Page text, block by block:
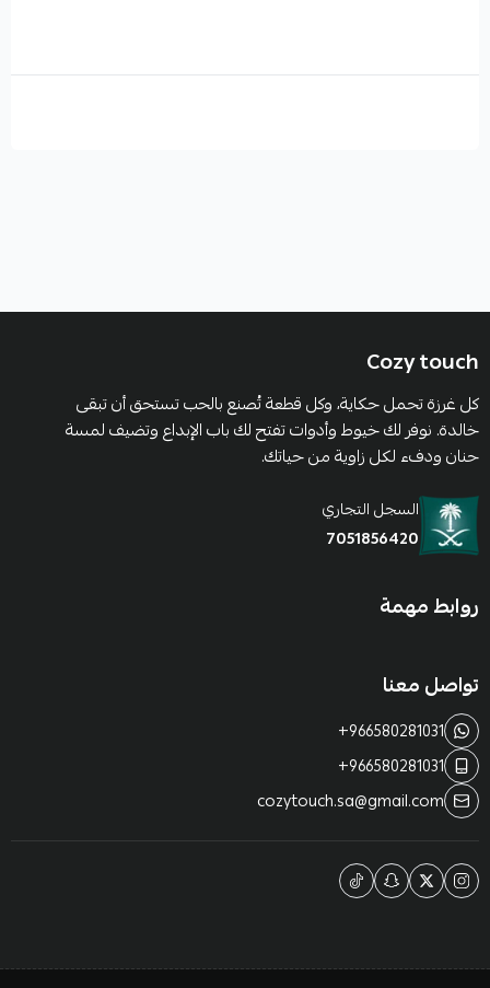
Cozy touch
كل غرزة تحمل حكاية، وكل قطعة تُصنع بالحب تستحق أن تبقى
خالدة. نوفر لك خيوط وأدوات تفتح لك باب الإبداع وتضيف لمسة
حنان ودفء لكل زاوية من حياتك.
السجل التجاري
7051856420
روابط مهمة
تواصل معنا
+966580281031
+966580281031
cozytouch.sa@gmail.com